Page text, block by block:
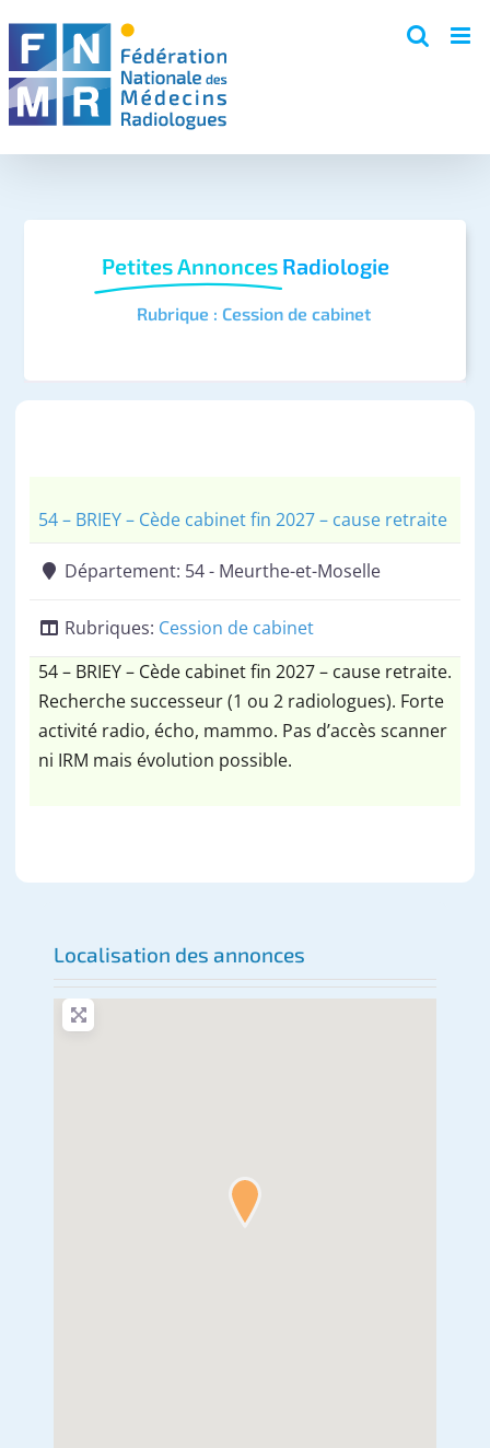
content
Petites Annonces Radiologie
Rubrique : Cession de cabinet
54 – BRIEY – Cède cabinet fin 2027 – cause retraite
Département: 54 - Meurthe-et-Moselle
Rubriques: Cession de cabinet
54 – BRIEY – Cède cabinet fin 2027 – cause retraite.
Recherche successeur (1 ou 2 radiologues). Forte
activité radio, écho, mammo. Pas d’accès scanner
ni IRM mais évolution possible.
Localisation des annonces